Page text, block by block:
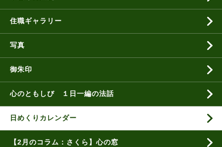
住職ギャラリー
写真
御朱印
心のともしび １日一編の法話
日めくりカレンダー
【2月のコラム：さくら】心の窓